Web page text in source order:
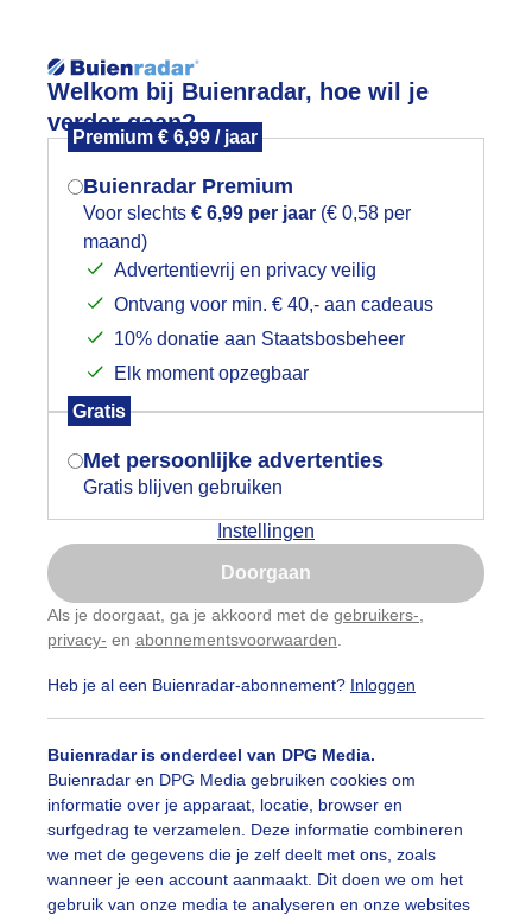
Welkom bij Buienradar, hoe wil je
verder gaan?
Premium € 6,99 / jaar
Buienradar Premium
Voor slechts € 6,99 per jaar (€ 0,58 per
maand)
Advertentievrij en privacy veilig
Ontvang voor min. € 40,- aan cadeaus
10% donatie aan Staatsbosbeheer
Elk moment opzegbaar
Gratis
Met persoonlijke advertenties
Gratis blijven gebruiken
Instellingen
Doorgaan
Als je doorgaat, ga je akkoord met de gebruikers-
privacy- en abonnementsvoorwaarden
Heb je al een Buienradar-abonnement? Inloggen
Buienradar is onderdeel van DPG Media.
Buienradar en DPG Media gebruiken cookies om
informatie over je apparaat, locatie, browser en
surfgedrag te verzamelen. Deze informatie combineren
we met de gegevens die je zelf deelt met ons, zoals
wanneer je een account aanmaakt. Dit doen we om het
gebruik van onze media te analyseren en onze websites
Foto en video Weerzine
Mogen we je locatie gebruiken voor
het weer?
Indien je hier nog geen akkoord op hebt
gegeven, verschijnt er zo een pop-up uit
je browser waarin deze toestemming
gevraagd wordt.
Is goed, toon de popup
Nu niet, misschien later
Gebruik je Safari en wil je niet elke dag deze pop-up
Klikhierom dit aan te passen